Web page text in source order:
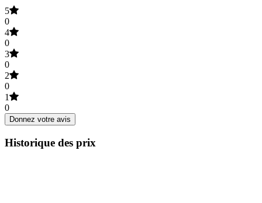
5
0
4
0
3
0
2
0
1
0
Donnez votre avis
Historique des prix